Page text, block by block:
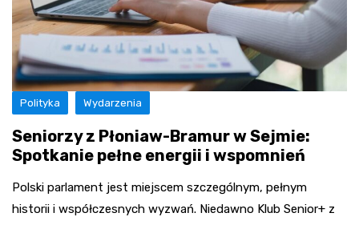
Polityka Wydarzenia
Seniorzy z Płoniaw-Bramur w Sejmie:
Spotkanie pełne energii i wspomnień
Polski parlament jest miejscem szczególnym, pełnym
historii i współczesnych wyzwań. Niedawno Klub Senior+ z